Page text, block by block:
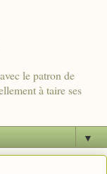
le patron de
à taire ses
▼